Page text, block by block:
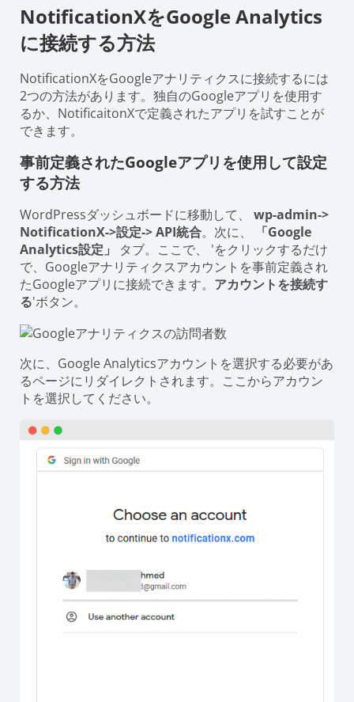
NotificationXをGoogle Analytics
に接続する方法
NotificationXをGoogleアナリティクスに接続するには
2つの方法があります。独自のGoogleアプリを使用す
るか、NotificaitonXで定義されたアプリを試すことが
できます。
事前定義されたGoogleアプリを使用して設定
する方法
WordPressダッシュボードに移動して、 wp-admin->
NotificationX->設定-> API統合。次に、
「Google
Analytics設定」
タブ。ここで、 'をクリックするだけ
で、Googleアナリティクスアカウントを事前定義され
たGoogleアプリに接続できます。 アカウントを接続す
る'ボタン。
次に、Google Analyticsアカウントを選択する必要があ
るページにリダイレクトされます。ここからアカウン
トを選択してください。